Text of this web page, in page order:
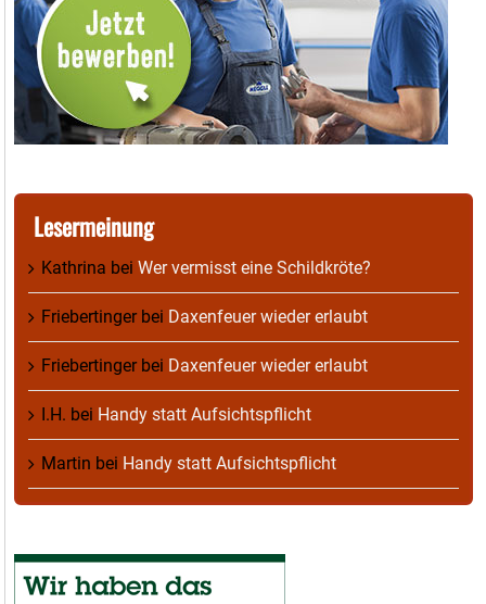
Lesermeinung
Kathrina bei Wer vermisst eine Schildkröte?
Friebertingerbei Daxenfeuer wieder erlaubt
Friebertingerbei Daxenfeuer wieder erlaubt
I.H. bei Handy statt Aufsichtspflicht
Martin bei Handy statt Aufsichtspflicht